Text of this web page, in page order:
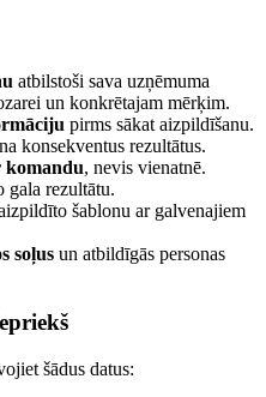
atbilstoši sava uzņēmuma
un konkrētajam mērķim.
pirms sākat aizpildīšanu.
konsekventus rezultātus.
komandu, nevis vienatnē.
gala rezultātu.
šablonu ar galvenajiem
soļus un atbildīgās personas
šādus datus: